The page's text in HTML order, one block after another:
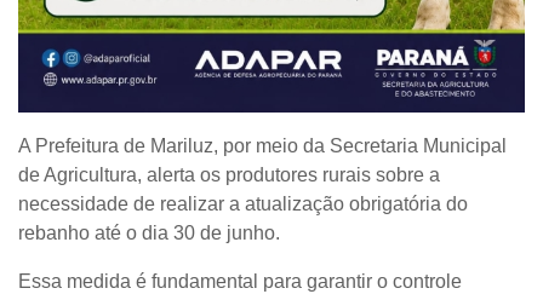
A Prefeitura de Mariluz, por meio da Secretaria Municipal
de Agricultura, alerta os produtores rurais sobre a
necessidade de realizar a atualização obrigatória do
rebanho até o dia 30 de junho.
Essa medida é fundamental para garantir o controle